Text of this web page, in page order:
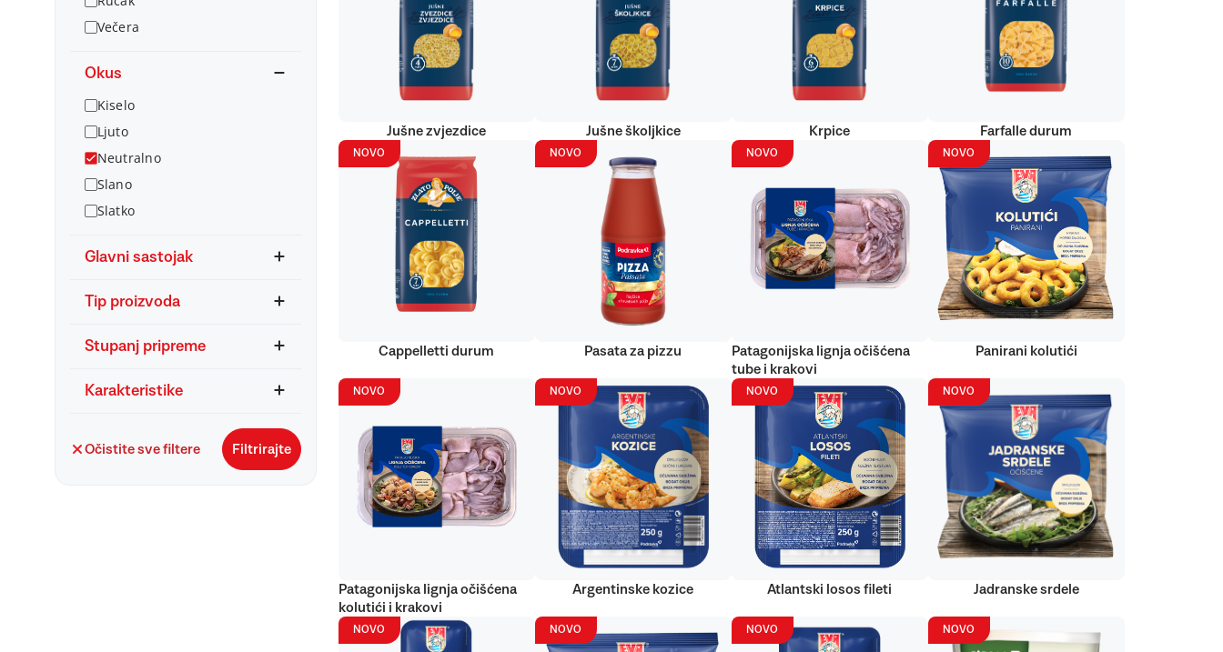
Večera
Okus
Kiselo
Ljuto
Neutralno
Slano
Slatko
Glavni sastojak
Tip proizvoda
Stupanj pripreme
Karakteristike
Očistite sve filtere Filtrirajte
Jušne zvjezdice Jušne školjkice Krpice Farfalle durum
NOVO
Cappelletti durum
NOVO
Pasata za pizzu
NOVO
Patagonijska lignja očišćena
tube i krakovi
NOVO
Panirani kolutići
NOVO
Patagonijska lignja očišćena
kolutići i krakovi
NOVO
Argentinske kozice
NOVO
Atlantski losos fileti
NOVO
Jadranske srdele
NOVO NOVO NOVO NOVO